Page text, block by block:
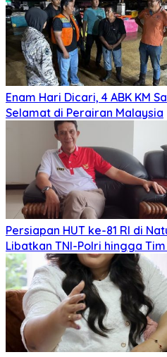
Enam Hari Dicari, 4 ABK KM
Selamat di Perairan Malaysia
Persiapan HUT ke-81 RI di
Libatkan TNI-Polri hingga